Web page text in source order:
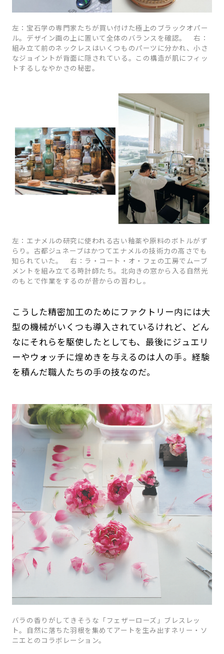
左：宝石学の専門家たちが買い付けた極上のブラックオパー
ル。デザイン画の上に置いて全体のバランスを確認。 右：
組み立て前のネックレスはいくつものパーツに分かれ、小さ
なジョイントが背面に隠されている。この構造が肌にフィッ
トするしなやかさの秘密。
左：エナメルの研究に使われる古い釉薬や原料のボトルがず
らり。古都ジュネーブはかつてエナメルの技術力の高さでも
知られていた。 右：ラ・コート・オ・フェの工房でムーブ
メントを組み立てる時計師たち。北向きの窓から入る自然光
のもとで作業をするのが昔からの習わし。
こうした精密加工のためにファクトリー内には大
型の機械がいくつも導入されているけれど、どん
なにそれらを駆使したとしても、最後にジュエリ
ーやウォッチに煌めきを与えるのは人の手。経験
を積んだ職人たちの手の技なのだ。
バラの香りがしてきそうな「フェザーローズ」ブレスレッ
ト。自然に落ちた羽根を集めてアートを生み出すネリー・ソ
ニエとのコラボレーション。